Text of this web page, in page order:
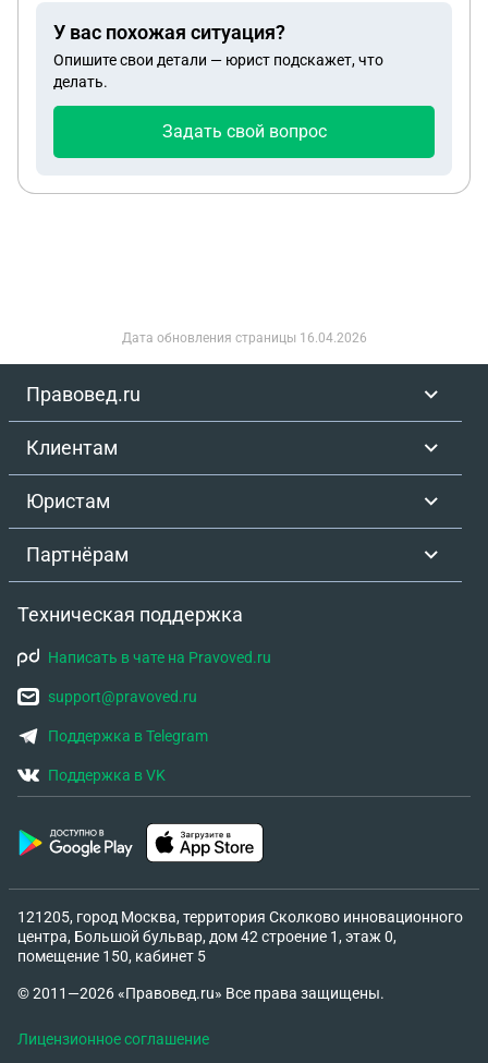
У вас похожая ситуация?
Опишите свои детали — юрист подскажет, что
делать.
Задать свой вопрос
Дата обновления страницы 16.04.2026
Правовед.ru
Клиентам
Юристам
Партнёрам
Техническая поддержка
Написать в чате на Pravoved.ru
support@pravoved.ru
Поддержка в Telegram
Поддержка в VK
121205, город Москва, территория Сколково инновационного
центра, Большой бульвар, дом 42 строение 1, этаж 0,
помещение 150, кабинет 5
© 2011—2026 «Правовед.ru» Все права защищены.
Лицензионное соглашение